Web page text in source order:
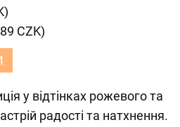
CZK)
у відтінках рожевого та
радості та натхнення.